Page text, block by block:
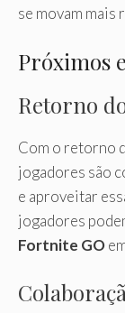
se movam mais
Próximos
Retorno
Com o retorno
jogadores são
e aproveitar
jogadores
Fortnite GO